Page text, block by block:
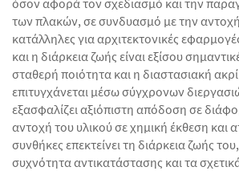
όσον αφορά τον σχεδιασμό και την
των πλακών, σε συνδυασμό με την αντοχή
κατάλληλες για αρχιτεκτονικές
και η διάρκεια ζωής είναι εξίσου
σταθερή ποιότητα και η διαστασιακή
επιτυγχάνεται μέσω σύγχρονων
εξασφαλίζει αξιόπιστη απόδοση σε
αντοχή του υλικού σε χημική έκθεση και
συνθήκες επεκτείνει τη διάρκεια ζωής
συχνότητα αντικατάστασης και τα